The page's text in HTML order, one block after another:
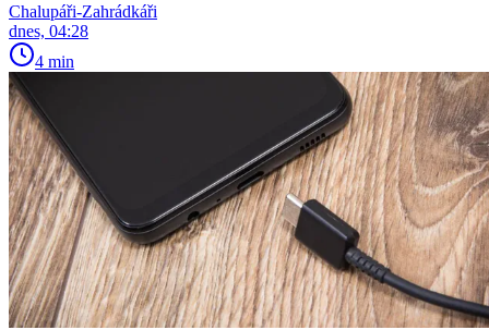
Chalupáři-Zahrádkáři
dnes, 04:28
4 min